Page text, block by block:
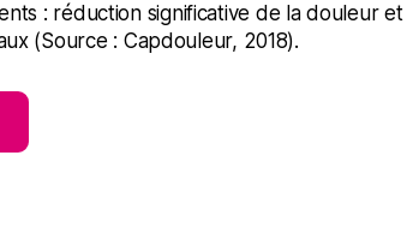
: réduction significative de la douleur et
(Source : Capdouleur, 2018).